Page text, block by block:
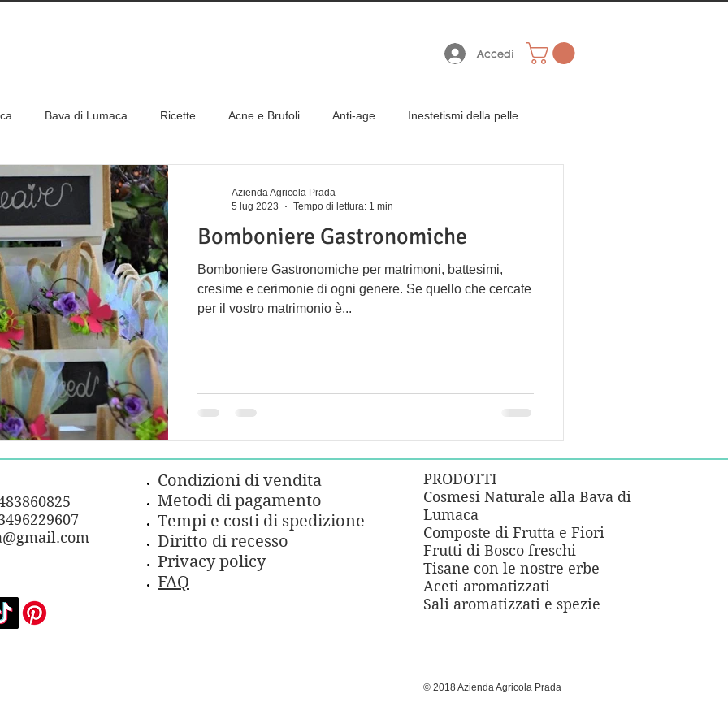
Accedi
Bava di Lumaca Ricette Acne e Brufoli Anti-age Inestetismi della pelle
Frutti di Bosco Come abbinare al meglio i prodotti
Bomboniere Gastronomiche
Bomboniere Gastronomiche per matrimoni, battesimi,
cresime e cerimonie di ogni genere. Se quello che cercate
per il vostro matrimonio è...
Azienda Agricola Prada
5 lug 2023
Tempo di lettura: 1 min
Condizioni di vendita
Metodi di pagamento
Tempi e costi di spedizione
Diritto di recesso
Privacy policy
FAQ
PRODOTTI
Cosmesi Naturale alla Bava di
Lumaca
Composte di Frutta e Fiori
Frutti di Bosco freschi
Tisane con le nostre erbe
Aceti aromatizzati
Sali aromatizzati e spezie
© 2018 Azienda Agricola Prada